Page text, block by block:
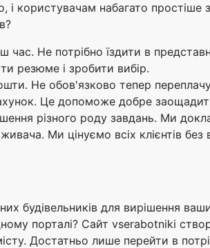
і користувачам набагато
Не потрібно їздити в
резюме і зробити вибір.
Не обов'язково тепер
Це допоможе добре
різного роду завдань. Ми
Ми цінуємо всіх клієнтів без
будівельників для вирішення
порталі? Сайт vserabotniki
Достатньо лише перейти в